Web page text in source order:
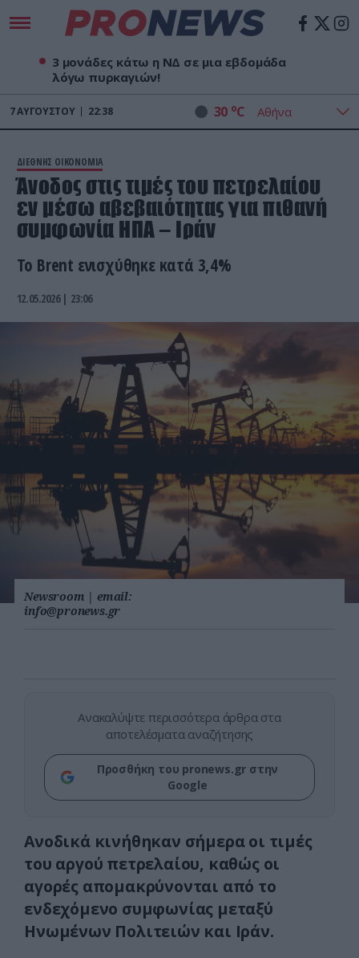
3 μονάδες κάτω η ΝΔ σε μια εβδομάδα
λόγω πυρκαγιών!
7ΑΥΓΟΎΣΤΟΥ 22:38 30 oC
ΔΙΕΘΝΗΣ ΟΙΚΟΝΟΜΙΑ
Άνοδος στις τιμές του πετρελαίου
εν μέσω αβεβαιότητας για πιθανή
συμφωνία ΗΠΑ – Ιράν
Το Brent ενισχύθηκε κατά 3,4%
12.05.2026 | 23:06
Newsroom | email:
info@pronews.gr
Ανακαλύψτε περισσότερα άρθρα στα
αποτελέσματα αναζήτησης
Προσθήκη του pronews.gr στην
Google
Ανοδικά κινήθηκαν σήμερα οι τιμές
του αργού πετρελαίου, καθώς οι
αγορές απομακρύνονται από το
ενδεχόμενο συμφωνίας μεταξύ
Ηνωμένων Πολιτειών και Ιράν.